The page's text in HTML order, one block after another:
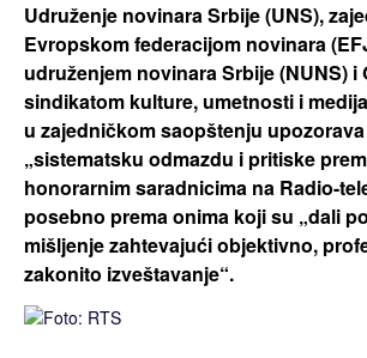
Udruženje novinara Srbije (UNS),
Evropskom federacijom novinara
udruženjem novinara Srbije (NUNS) i
sindikatom kulture, umetnosti i
u zajedničkom saopštenju
„sistematsku odmazdu i pritiske
honorarnim saradnicima na Radio-
posebno prema onima koji su „dali
mišljenje zahtevajući objektivno,
zakonito izveštavanje“.